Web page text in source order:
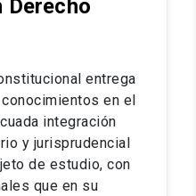
Los alumnos que
profesional. La
nacionales como
necesidades de la
y actualización de
más complejos.
del área, tanto
enfrenta nuestra
haciéndote
Derecho
entrega
en el
integración
y jurisprudencial
de estudio, con
que en su